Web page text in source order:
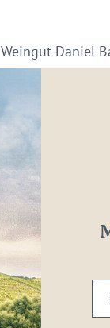
Weingut Daniel
E-